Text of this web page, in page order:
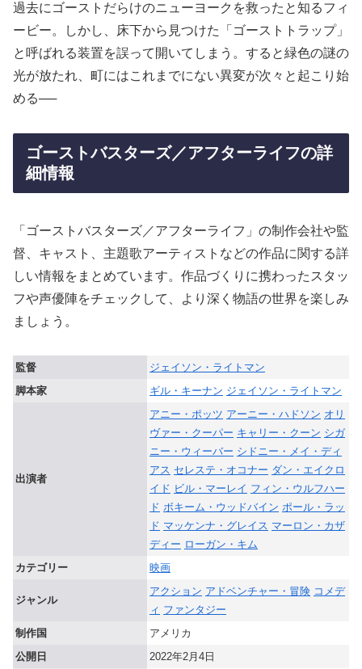
過去にゴーストだらけのニューヨークを救ったと知るフィ
ービー。しかし、床下から見つけた「ゴーストトラップ」
と呼ばれる装置を誤って開いてしまう。すると緑色の謎の
光が放たれ、町にはこれまでにない異変が次々と起こり始
める──
ゴーストバスターズ／アフターライフの詳
細情報
「ゴーストバスターズ／アフターライフ」の制作会社や監
督、キャスト、主題歌アーティストなどの作品に関する詳
しい情報をまとめています。作品づくりに携わったスタッ
フや声優陣をチェックして、より深く物語の世界を楽しみ
ましょう。
監督
ジェイソン・ライトマン
脚本家
ギル・キーナン ジェイソン・ライトマン
出演者
アニー・ポッツ アーニー・ハドソン オリ
ヴァー・クーパー キャリー・クーン シガ
ニー・ウィーバー シドニー・メイ・ディ
アス セレステ・オコナー ダン・エイクロ
イド ビル・マーレイ フィン・ウルフハー
ド ボキーム・ウッドバイン ポール・ラッ
ド マッケンナ・グレイス マーロン・カザ
ディー ローガン・キム
カテゴリー
映画
ジャンル
アクション アドベンチャー・冒険 コメデ
ィ ファンタジー
制作国
アメリカ
公開日
2022年2月4日